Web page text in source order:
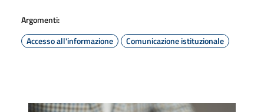
Argomenti:
Accesso all'informazione
Comunicazione istituzionale